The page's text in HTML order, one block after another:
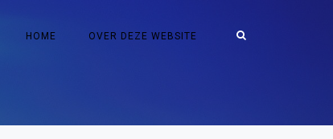
HOME OVER DEZE WEBSITE